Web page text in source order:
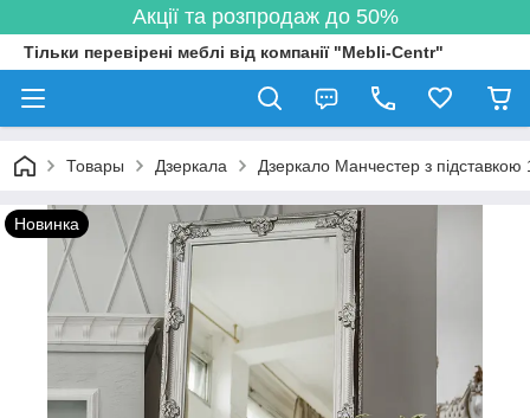
Акції та розпродаж до 50%
Тільки перевірені меблі від компанії "Mebli-Centr"
Товары Дзеркала Дзеркало Манчестер з
Новинка